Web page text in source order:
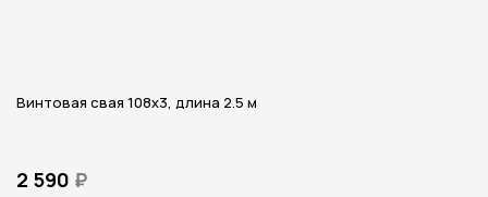
Винтовая свая 108х3, длина 2.5 м
2 590 ₽